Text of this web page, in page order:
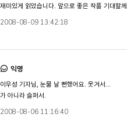
재미있게 읽었습니다. 앞으로 좋은 작품 기대할
2008-08-09 13:42:18
익명
이우성 기자님, 눈물 날 뻔했어요. 웃겨서...
가 아니라 슬퍼서.
2008-08-06 11:16:40